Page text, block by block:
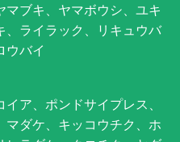
ブキ、ヤマボウシ、ユキ
、ライラック、リキュウバ
ウバイ
ア、ポンドサイプレス、
ダケ、キッコウチク、ホ